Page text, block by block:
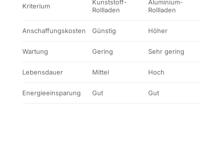
Kriterium
Kunststoff-
Rollladen
Aluminium-
Rollladen
Anschaffungskosten Günstig Höher
Wartung Gering Sehr gering
Lebensdauer Mittel Hoch
Energieeinsparung Gut Gut